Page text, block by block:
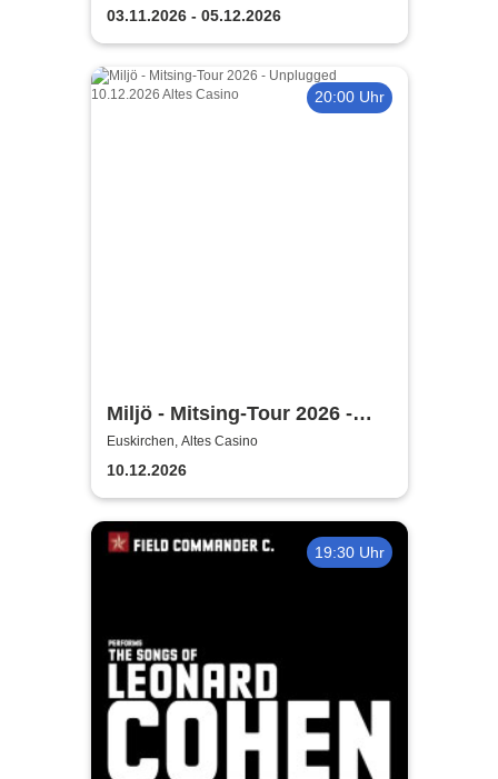
Klavierkonzert - Ludovico
Einaudi Tribute bei
Kerzenschein
03.11.2026 - 05.12.2026
20:00 Uhr
Miljö - Mitsing-Tour 2026 -
Unplugged
Euskirchen, Altes Casino
10.12.2026
19:30 Uhr